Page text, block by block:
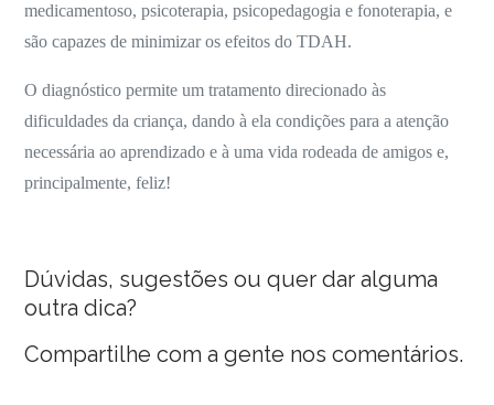
medicamentoso, psicoterapia, psicopedagogia e fonoterapia, e
são capazes de minimizar os efeitos do TDAH.
O diagnóstico permite um tratamento direcionado às
dificuldades da criança, dando à ela condições para a atenção
necessária ao aprendizado e à uma vida rodeada de amigos e,
principalmente, feliz!
Dúvidas, sugestões ou quer dar alguma
outra dica?
Compartilhe com a gente nos comentários.